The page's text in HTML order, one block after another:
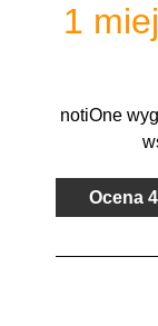
1
notiOne
Ocena